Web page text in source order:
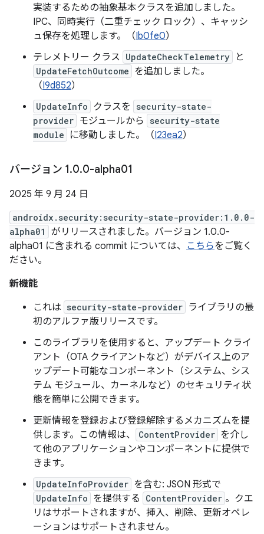
実装するための抽象基本クラスを追加しました。
IPC、同時実行（二重チェック ロック）、キャッシ
ュ保存を処理します。（Ib0fe0）
テレメトリー クラス UpdateCheckTelemetry と
UpdateFetchOutcome を追加しました。
（I9d852）
UpdateInfo クラスを
security-state-
provider モジュールから
security-state
module
に移動しました。（I23ea2）
バージョン 1.0.0-alpha01
2025 年 9 月 24 日
androidx.security:security-state-provider:1.0.0-
alpha01
がリリースされました。バージョン 1.0.0-
alpha01 に含まれる commit については、 こちらをご覧く
ださい。
新機能
これは security-state-provider ライブラリの最
初のアルファ版リリースです。
このライブラリを使用すると、アップデート クライ
アント（OTA クライアントなど）がデバイス上のア
ップデート可能なコンポーネント（システム、シス
テム モジュール、カーネルなど）のセキュリティ状
態を簡単に公開できます。
更新情報を登録および登録解除するメカニズムを提
供します。この情報は、
ContentProvider を介し
て他のアプリケーションやコンポーネントに提供で
きます。
UpdateInfoProvider を含む: JSON 形式で
UpdateInfo を提供する ContentProvider 。クエ
リはサポートされますが、挿入、削除、更新オペレ
ーションはサポートされません。